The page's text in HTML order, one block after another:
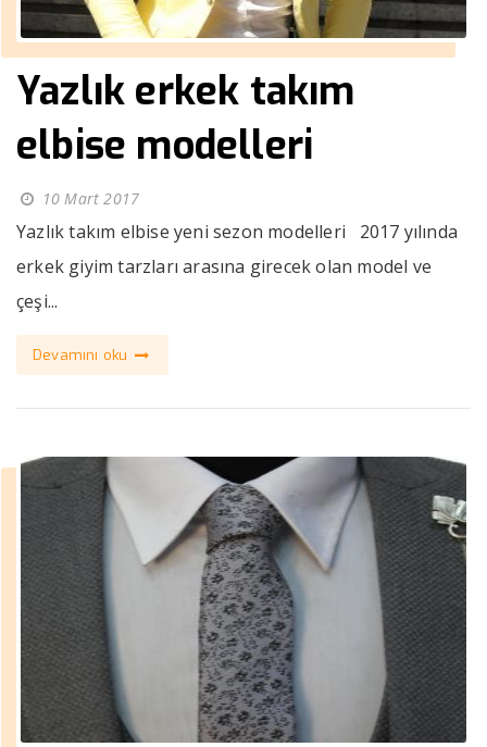
Yazlık erkek takım
elbise modelleri
10 Mart 2017
Yazlık takım elbise yeni sezon modelleri 2017 yılında
erkek giyim tarzları arasına girecek olan model ve
çeşi...
Devamını oku